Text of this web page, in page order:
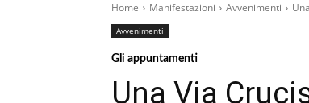
Home Manifestazioni Avvenimenti
Avvenimenti
Gli appuntamenti
Una Via